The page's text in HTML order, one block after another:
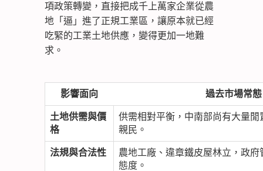
項政策轉變，直接把成千上萬家企業從農
地「逼」進了正規工業區，讓原本就已經
吃緊的工業土地供應，變得更加一地難
求。
影響面向 過去市場常態
土地供需與價
格
供需相對平衡，中南部尚有大量閒
親民。
法規與合法性
農地工廠、違章鐵皮屋林立，政
態度。